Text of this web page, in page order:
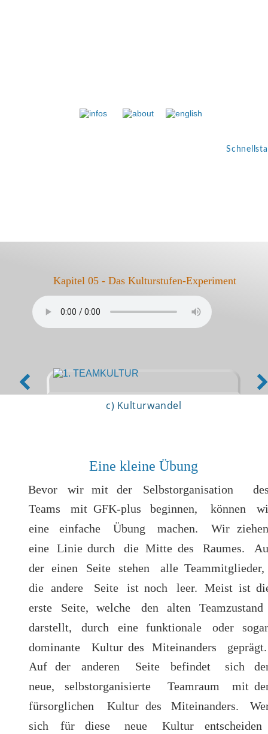
c) Kulturwandel
Kapitel 05 - Das Kulturstufen-Experiment
Eine kleine Übung
Bevor wir mit der Selbstorganisation
Teams
mit GFK-plus beginnen, können
eine
einfache Übung machen. Wir
eine Linie durch die Mitte des Raumes.
der einen Seite stehen alle Teammitglieder,
die andere Seite ist noch leer. Meist ist
erste
Seite, welche den alten
Teamzustand
darstellt,
durch eine funktionale oder
dominante
Kultur des Miteinanders
Auf
der anderen Seite befindet sich
neue,
selbstorganisierte Teamraum mit
fürsorglichen
Kultur des Miteinanders.
sich
für diese neue Kultur
entscheiden